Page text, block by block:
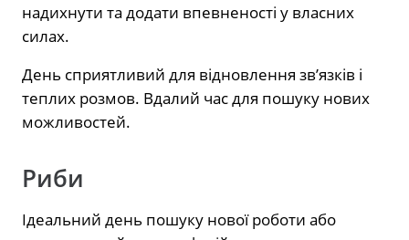
надихнути та додати впевненості у власних
силах.
День сприятливий для відновлення зв’язків і
теплих розмов. Вдалий час для пошуку нових
можливостей.
Риби
Ідеальний день пошуку нової роботи або